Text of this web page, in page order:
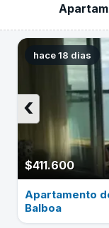
hace 18 dias
$411.600
‹
Apartamento
Balboa